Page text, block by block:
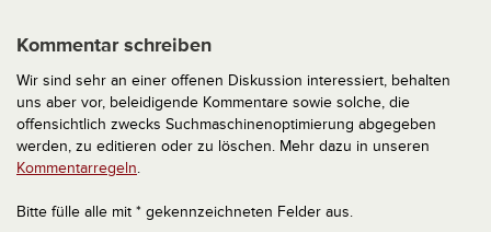
Kommentar schreiben
Wir sind sehr an einer offenen Diskussion interessiert, behalten
uns aber vor, beleidigende Kommentare sowie solche, die
offensichtlich zwecks Suchmaschinenoptimierung abgegeben
werden, zu editieren oder zu löschen. Mehr dazu in unseren
Kommentarregeln.
Bitte fülle alle mit * gekennzeichneten Felder aus.